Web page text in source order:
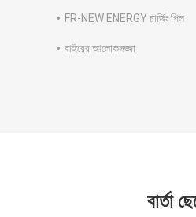
FR-NEW ENERGY চার্জিং পিল
বাইরের আলোকসজ্জা
বার্তা